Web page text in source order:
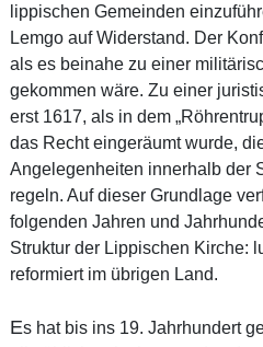
lippischen Gemeinden
Lemgo auf Widerstand. Der
als es beinahe zu einer
gekommen wäre. Zu einer
erst 1617, als in dem
das Recht eingeräumt wurde,
Angelegenheiten innerhalb der
regeln. Auf dieser Grundlage
folgenden Jahren und
Struktur der Lippischen Kirche:
reformiert im übrigen Land.
Es hat bis ins 19. Jahrhundert